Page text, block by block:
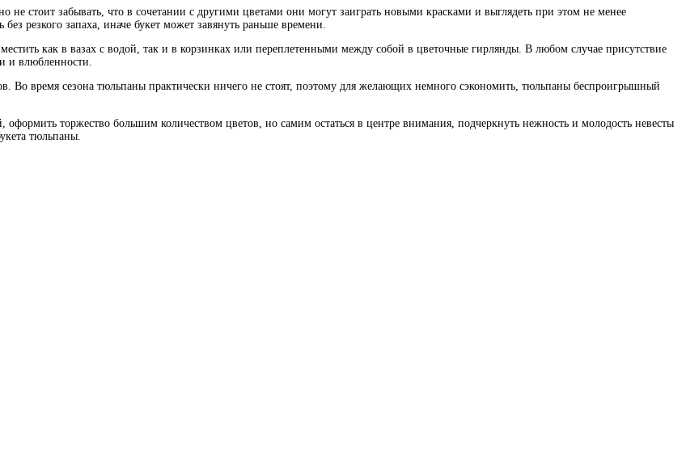
стоит забывать, что в сочетании с другими цветами они могут заиграть новыми красками и выглядеть при этом не менее
резкого запаха, иначе букет может завянуть раньше времени.
как в вазах с водой, так и в корзинках или переплетенными между собой в цветочные гирлянды. В любом случае присутствие
и влюбленности.
Во время сезона тюльпаны практически ничего не стоят, поэтому для желающих немного сэкономить, тюльпаны беспроигрышный
торжество большим количеством цветов, но самим остаться в центре внимания, подчеркнуть нежность и молодость невесты
тюльпаны.